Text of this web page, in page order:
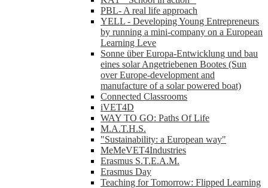
PBL- A real life approach
YELL - Developing Young Entrepreneurs
by running a mini-company on a European
Learning Leve
Sonne über Europa-Entwicklung und bau
eines solar Angetriebenen Bootes (Sun
over Europe-development and
manufacture of a solar powered boat)
Connected Classrooms
iVET4D
WAY TO GO: Paths Of Life
M.A.T.H.S.
"Sustainability: a European way"
MeMeVET4Industries
Erasmus S.T.E.A.M.
Erasmus Day
Teaching for Tomorrow: Flipped Learning